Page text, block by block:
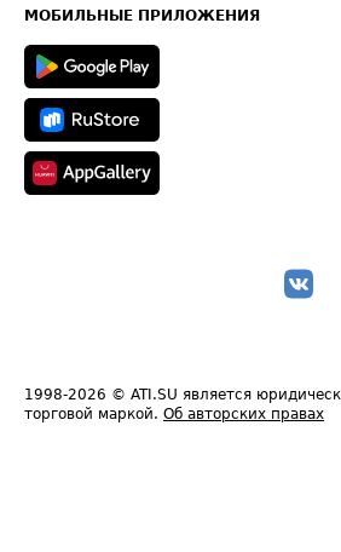
Техническая информация
МОБИЛЬНЫЕ ПРИЛОЖЕНИЯ
1998-2026 © ATI.SU является
торговой маркой. Об авторских правах